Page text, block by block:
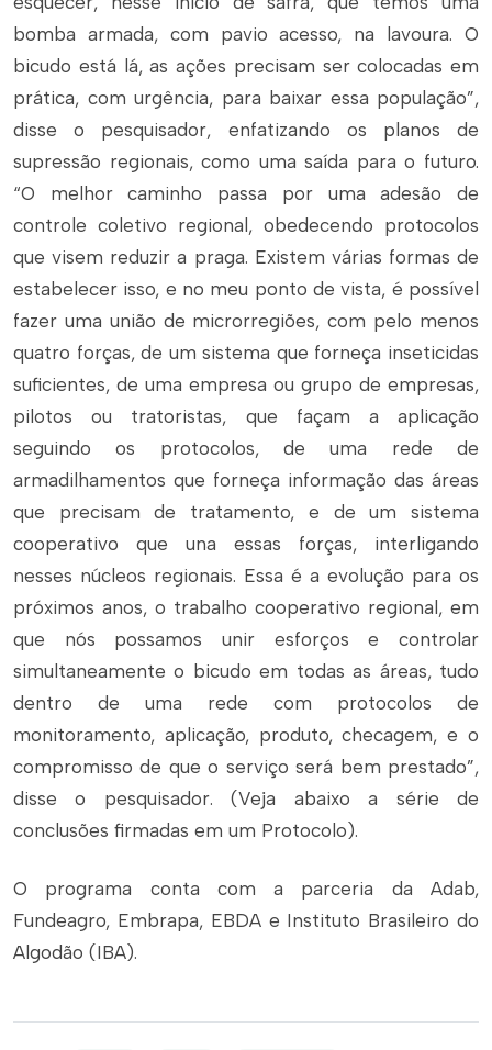
bomba armada, com pavio acesso, na lavoura. O
bicudo está lá, as ações precisam ser colocadas em
prática, com urgência, para baixar essa população”,
disse o pesquisador, enfatizando os planos de
supressão regionais, como uma saída para o futuro.
“O melhor caminho passa por uma adesão de
controle coletivo regional, obedecendo protocolos
que visem reduzir a praga. Existem várias formas de
estabelecer isso, e no meu ponto de vista, é possível
fazer uma união de microrregiões, com pelo menos
quatro forças, de um sistema que forneça inseticidas
suficientes, de uma empresa ou grupo de empresas,
pilotos ou tratoristas, que façam a aplicação
seguindo os protocolos, de uma rede de
armadilhamentos que forneça informação das áreas
que precisam de tratamento, e de um sistema
cooperativo que una essas forças, interligando
nesses núcleos regionais. Essa é a evolução para os
próximos anos, o trabalho cooperativo regional, em
que nós possamos unir esforços e controlar
simultaneamente o bicudo em todas as áreas, tudo
dentro de uma rede com protocolos de
monitoramento, aplicação, produto, checagem, e o
compromisso de que o serviço será bem prestado”,
disse o pesquisador. (Veja abaixo a série de
conclusões firmadas em um Protocolo).
O programa conta com a parceria da Adab,
Fundeagro, Embrapa, EBDA e Instituto Brasileiro do
Algodão (IBA).